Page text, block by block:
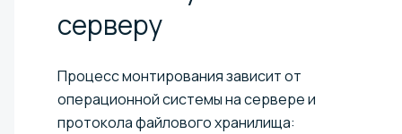
серверу
Процесс монтирования зависит от
операционной системы на сервере и
протокола файлового хранилища: